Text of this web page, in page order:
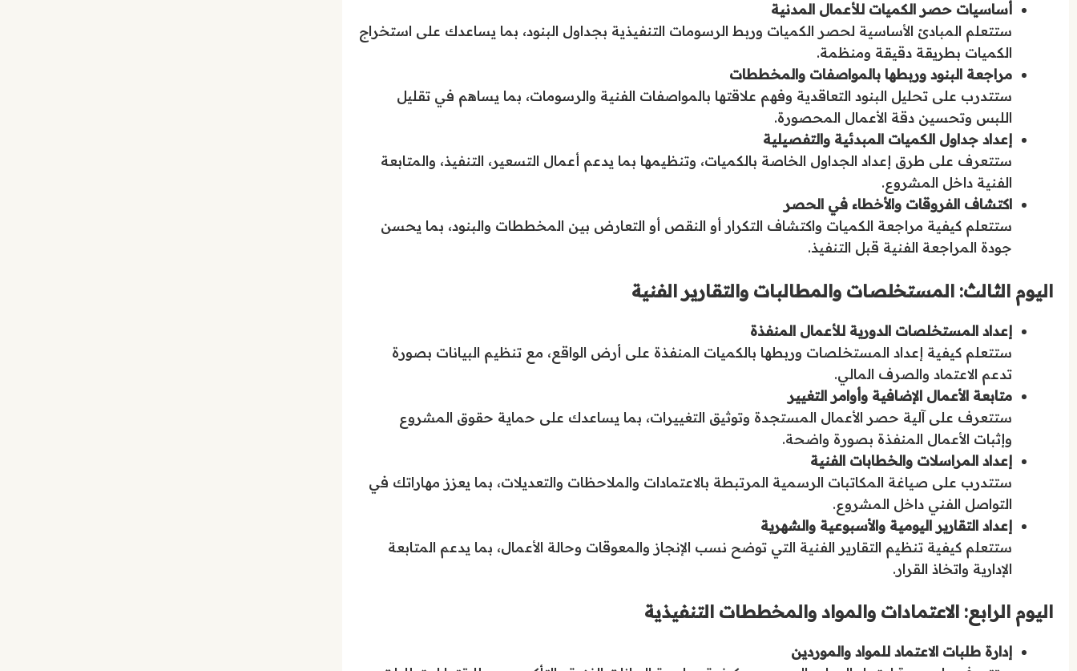
أساسيات حصر الكميات للأعمال المدنية
ستتعلم المبادئ الأساسية لحصر الكميات وربط الرسومات التنفيذية بجداول البنود، بما يساعدك على استخراج
الكميات بطريقة دقيقة ومنظمة.
مراجعة البنود وربطها بالمواصفات والمخططات
ستتدرب على تحليل البنود التعاقدية وفهم علاقتها بالمواصفات الفنية والرسومات، بما يساهم في تقليل
اللبس وتحسين دقة الأعمال المحصورة.
إعداد جداول الكميات المبدئية والتفصيلية
ستتعرف على طرق إعداد الجداول الخاصة بالكميات، وتنظيمها بما يدعم أعمال التسعير، التنفيذ، والمتابعة
الفنية داخل المشروع.
اكتشاف الفروقات والأخطاء في الحصر
ستتعلم كيفية مراجعة الكميات واكتشاف التكرار أو النقص أو التعارض بين المخططات والبنود، بما يحسن
جودة المراجعة الفنية قبل التنفيذ.
اليوم الثالث: المستخلصات والمطالبات والتقارير الفنية
إعداد المستخلصات الدورية للأعمال المنفذة
ستتعلم كيفية إعداد المستخلصات وربطها بالكميات المنفذة على أرض الواقع، مع تنظيم البيانات بصورة
تدعم الاعتماد والصرف المالي.
متابعة الأعمال الإضافية وأوامر التغيير
ستتعرف على آلية حصر الأعمال المستجدة وتوثيق التغييرات، بما يساعدك على حماية حقوق المشروع
وإثبات الأعمال المنفذة بصورة واضحة.
إعداد المراسلات والخطابات الفنية
ستتدرب على صياغة المكاتبات الرسمية المرتبطة بالاعتمادات والملاحظات والتعديلات، بما يعزز مهاراتك في
التواصل الفني داخل المشروع.
إعداد التقارير اليومية والأسبوعية والشهرية
ستتعلم كيفية تنظيم التقارير الفنية التي توضح نسب الإنجاز والمعوقات وحالة الأعمال، بما يدعم المتابعة
الإدارية واتخاذ القرار.
اليوم الرابع: الاعتمادات والمواد والمخططات التنفيذية
إدارة طلبات الاعتماد للمواد والموردين